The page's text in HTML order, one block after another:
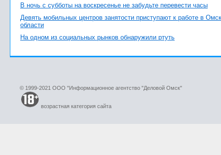
В ночь с субботы на воскресенье не забудьте перевести часы
Девять мобильных центров занятости приступают к работе в
области
На одном из социальных рынков обнаружили ртуть
© 1999-2021 ООО "Информационное агентство "Деловой Омск"
возрастная категория сайта